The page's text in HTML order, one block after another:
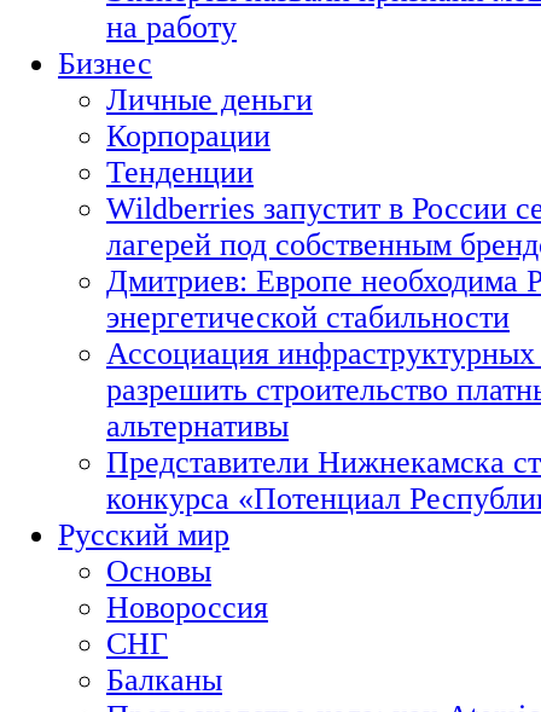
на работу
Бизнес
Личные деньги
Корпорации
Тенденции
Wildberries запустит в России
лагерей под собственным
Дмитриев: Европе необходима
энергетической стабильности
Ассоциация
разрешить строительство
альтернативы
Представители Нижнекамска
конкурса «Потенциал
Русский мир
Основы
Новороссия
СНГ
Балканы